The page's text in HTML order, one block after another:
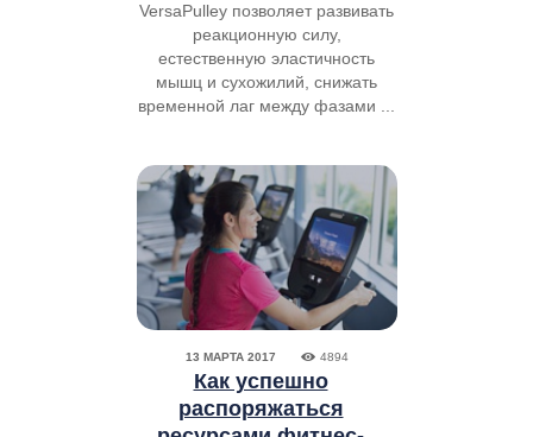
VersaPulley позволяет развивать
реакционную силу,
естественную эластичность
мышц и сухожилий, снижать
временной лаг между фазами ...
13 МАРТА 2017 4894
Как успешно
распоряжаться